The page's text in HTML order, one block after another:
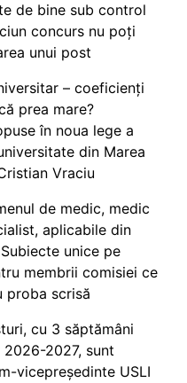
de bine sub control
concurs nu poți
unui post
– coeficienți
prea mare?
în noua lege a
din Marea
Vraciu
de medic, medic
aplicabile din
unice pe
membrii comisiei ce
proba scrisă
cu 3 săptămâni
2027, sunt
vicepreședinte USLI